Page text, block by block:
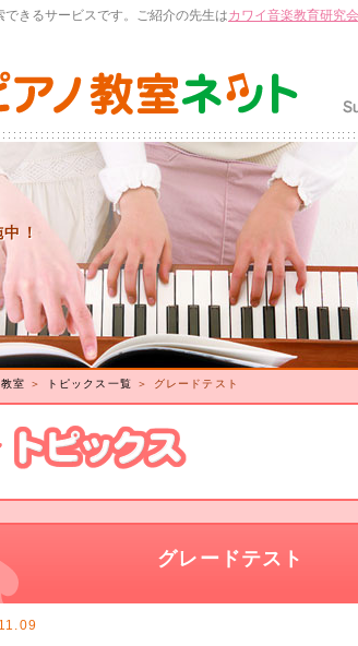
きるサービスです。ご紹介の先生はカワイ音楽教育研究会
！
室 ＞ トピックス一覧 ＞ グレードテスト
グレードテスト